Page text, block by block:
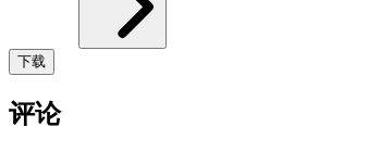
下载
评论